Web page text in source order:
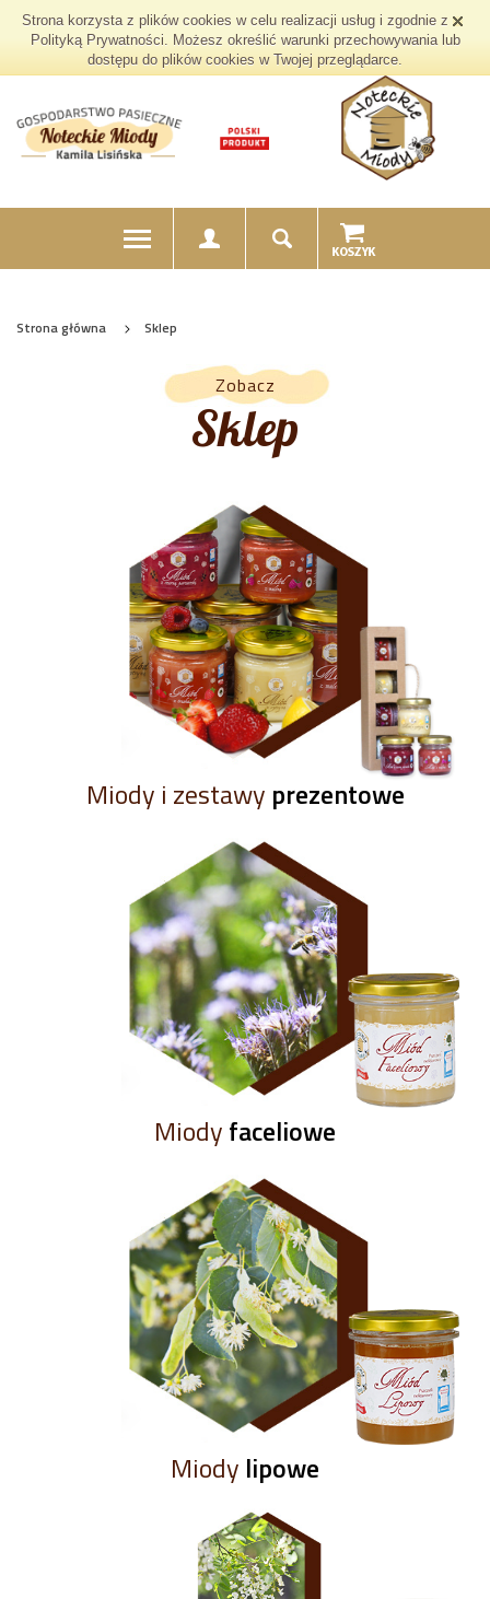
Strona korzysta z plików cookies w celu realizacji usług i zgodnie z
Polityką Prywatności. Możesz określić warunki przechowywania lub
dostępu do plików cookies w Twojej przeglądarce.
Strona główna Sklep
Zobacz
Sklep
Miody i zestawy prezentowe
Miodyfaceliowe
Miody lipowe